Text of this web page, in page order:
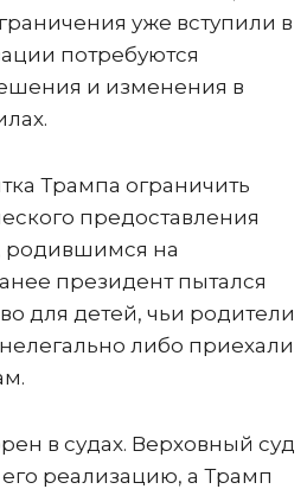
уже вступили в
потребуются
и изменения в
Трампа ограничить
предоставления
родившимся на
президент пытался
для детей, чьи родители
либо приехали
в судах. Верховный суд
реализацию, а Трамп